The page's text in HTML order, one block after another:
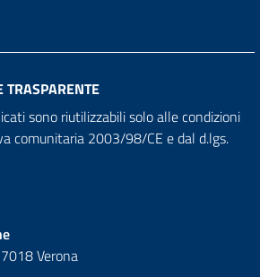
sono riutilizzabili solo alle condizioni
comunitaria 2003/98/CE e dal d.lgs.
Verona